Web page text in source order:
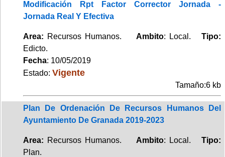
Modificación Rpt Factor Corrector Jornada -
Jornada Real Y Efectiva
Area: Recursos Humanos. Ambito: Local.Tipo:
Edicto.
Fecha: 10/05/2019
Estado: Vigente
Tamaño:6 kb
Plan De Ordenación De Recursos Humanos Del
Ayuntamiento De Granada 2019-2023
Area: Recursos Humanos. Ambito: Local.Tipo:
Plan.